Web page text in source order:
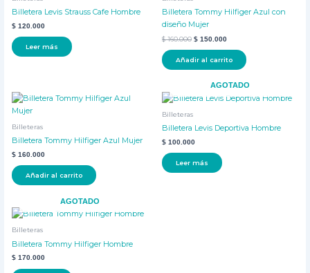
Billetera Levis Strauss Cafe Hombre
$120.000
Leer más
Billetera Tommy Hilfiger Azul con
diseño Mujer
$160.000 $ 150.000
Añadir al carrito
Billeteras
Billetera Tommy Hilfiger Azul Mujer
$160.000
Añadir al carrito
AGOTADO
Billeteras
Billetera Levis Deportiva Hombre
$ 100.000
Leer más
AGOTADO
Billeteras
Billetera Tommy Hilfiger Hombre
$170.000